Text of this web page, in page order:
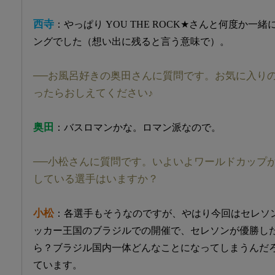
西寺 ：やっぱり YOU THE ROCK★さんと何度か一緒
ングでした（想い出に残ると言う意味で）。
──お風呂好きの奥田さんに質問です。お気に入り
ったらおしえてください♪
奥田 ：バスロマンかな。ロマン派なので。
──小松さんに質問です。いよいよワールドカップ
している選手はいますか？
小松：各選手もそうなのですが、やはり今回はセレソ
ッカー王国のブラジルでの開催で、セレソンが優勝し
ら？ブラジル国内一体どんなことになってしまうんだ
ています。